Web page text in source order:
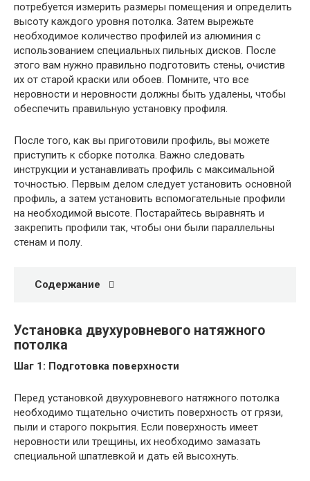
потребуется измерить размеры помещения и определить
высоту каждого уровня потолка. Затем вырежьте
необходимое количество профилей из алюминия с
использованием специальных пильных дисков. После
этого вам нужно правильно подготовить стены, очистив
их от старой краски или обоев. Помните, что все
неровности и неровности должны быть удалены, чтобы
обеспечить правильную установку профиля.
После того, как вы приготовили профиль, вы можете
приступить к сборке потолка. Важно следовать
инструкции и устанавливать профиль с максимальной
точностью. Первым делом следует установить основной
профиль, а затем установить вспомогательные профили
на необходимой высоте. Постарайтесь выравнять и
закрепить профили так, чтобы они были параллельны
стенам и полу.
Содержание
Установка двухуровневого натяжного
потолка
Шаг 1: Подготовка поверхности
Перед установкой двухуровневого натяжного потолка
необходимо тщательно очистить поверхность от грязи,
пыли и старого покрытия. Если поверхность имеет
неровности или трещины, их необходимо замазать
специальной шпатлевкой и дать ей высохнуть.